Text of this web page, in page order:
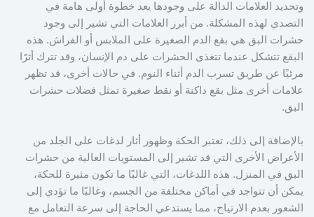
وتحديد العلامات الدالة على وجودها يعد خطوة أولى هامة في
التصدي لهذه المشكلة. من أبرز العلامات التي تشير إلى وجود
حشرات البق هي بقع الدم الصغيرة على الملابس أو الفراش. هذه
البقع تتشكل عندما تتغذى الحشرات على دم الإنسان، وقد تترك أثرًا
مرئيًا عن طريق تسرب الدم أثناء النوم. في حالات أخرى، قد تظهر
علامات أخرى مثل بقع داكنة أو نقط صغيرة تمثل فضلات حشرات
البق.
بالإضافة إلى ذلك، تعتبر الحكة وظهور أثار لدغات على الجلد من
الأعراض الأخرى التي قد تشير إلى المستويات العالية من حشرات
البق في المنزل. هذه اللدغات، التي غالبًا ما تكون مثيرة للحكة،
يمكن أن تتواجد في أماكن مختلفة من الجسم، وغالبًا ما تؤدي إلى
الشعور بعدم الارتياح، مما يستدعي الحاجة إلى سرعة التعامل مع